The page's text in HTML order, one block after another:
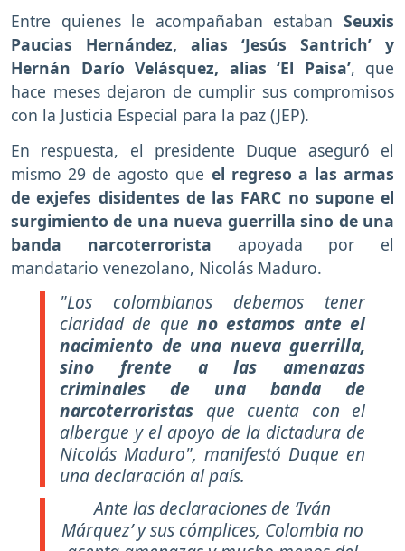
Entre quienes le acompañaban estaban Seuxis
Paucias Hernández, alias ‘Jesús Santrich’ y
Hernán Darío Velásquez, alias ‘El Paisa’, que
hace meses dejaron de cumplir sus compromisos
con la Justicia Especial para la paz (JEP).
En respuesta, el presidente Duque aseguró el
mismo 29 de agosto que el regreso a las armas
de exjefes disidentes de las FARC no supone el
surgimiento de una nueva guerrilla sino de una
banda narcoterrorista apoyada por el
mandatario venezolano, Nicolás Maduro.
"Los colombianos debemos tener
claridad de que no estamos ante el
nacimiento de una nueva guerrilla,
sino frente a las amenazas
criminales de una banda de
narcoterroristas que cuenta con el
albergue y el apoyo de la dictadura de
Nicolás Maduro", manifestó Duque en
una declaración al país.
Ante las declaraciones de ‘Iván
Márquez’ y sus cómplices, Colombia no